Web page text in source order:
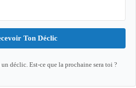
Ton Déclic
déclic. Est-ce que la prochaine sera toi ?